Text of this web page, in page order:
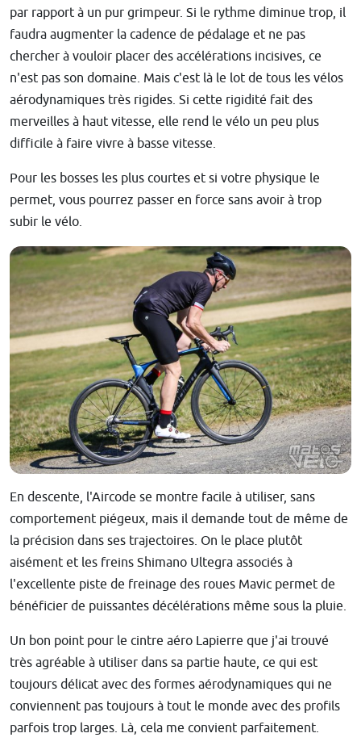
par rapport à un pur grimpeur. Si le rythme diminue trop, il
faudra augmenter la cadence de pédalage et ne pas
chercher à vouloir placer des accélérations incisives, ce
n'est pas son domaine. Mais c'est là le lot de tous les vélos
aérodynamiques très rigides. Si cette rigidité fait des
merveilles à haut vitesse, elle rend le vélo un peu plus
difficile à faire vivre à basse vitesse.
Pour les bosses les plus courtes et si votre physique le
permet, vous pourrez passer en force sans avoir à trop
subir le vélo.
En descente, l'Aircode se montre facile à utiliser, sans
comportement piégeux, mais il demande tout de même de
la précision dans ses trajectoires. On le place plutôt
aisément et les freins Shimano Ultegra associés à
l'excellente piste de freinage des roues Mavic permet de
bénéficier de puissantes décélérations même sous la pluie.
Un bon point pour le cintre aéro Lapierre que j'ai trouvé
très agréable à utiliser dans sa partie haute, ce qui est
toujours délicat avec des formes aérodynamiques qui ne
conviennent pas toujours à tout le monde avec des profils
parfois trop larges. Là, cela me convient parfaitement.